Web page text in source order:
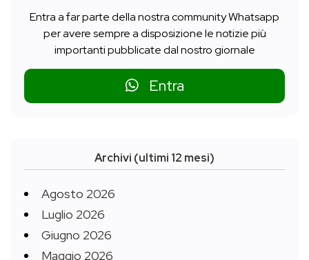
Entra a far parte della nostra community Whatsapp
per avere sempre a disposizione le notizie più
importanti pubblicate dal nostro giornale
Entra
Archivi (ultimi 12 mesi)
Agosto 2026
Luglio 2026
Giugno 2026
Maggio 2026